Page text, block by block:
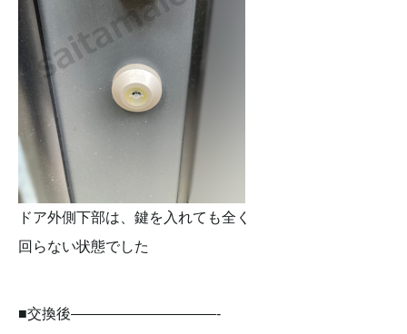
ドア外側下部は、鍵を入れても全く
回らない状態でした
■交換後——————————-